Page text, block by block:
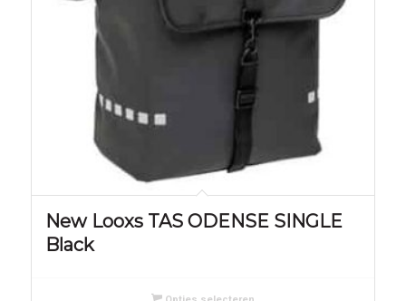
New Looxs TAS ODENSE SINGLE
Black